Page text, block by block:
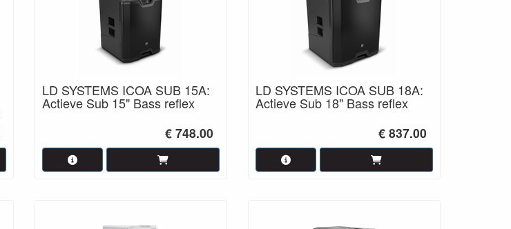
LD SYSTEMS ICOA SUB 15A:
Actieve Sub 15" Bass reflex
€ 748.00
LD SYSTEMS ICOA SUB 18A:
Actieve Sub 18" Bass reflex
€ 837.00